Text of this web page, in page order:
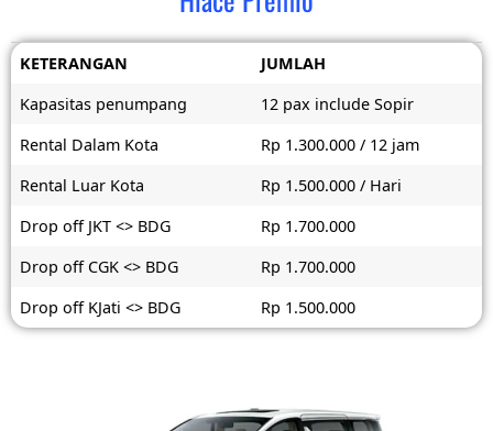
KETERANGAN
JUMLAH
Kapasitas penumpang
12 pax include Sopir
Rental Dalam Kota
Rp 1.300.000 / 12 jam
Rental Luar Kota
Rp 1.500.000 / Hari
Drop off JKT <> BDG
Rp 1.700.000
Drop off CGK <> BDG
Rp 1.700.000
Drop off KJati <> BDG
Rp 1.500.000